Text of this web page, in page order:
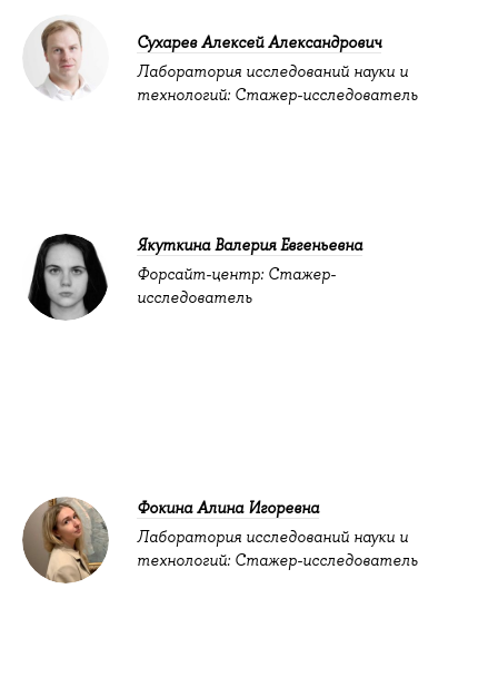
Сухарев Алексей Александрович
Лаборатория исследований науки и
технологий: Стажер-исследователь
Якуткина Валерия Евгеньевна
Форсайт-центр: Стажер-
исследователь
Фокина Алина Игоревна
Лаборатория исследований науки и
технологий: Стажер-исследователь